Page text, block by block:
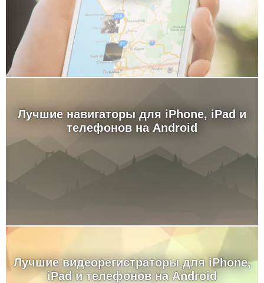
Лучшие навигаторы для iPhone, iPad и
телефонов на Android
Лучшие видеорегистраторы для iPhone,
iPad и телефонов на Android